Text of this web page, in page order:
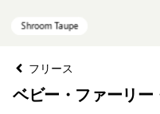
フリース
ベビー・ファーリー